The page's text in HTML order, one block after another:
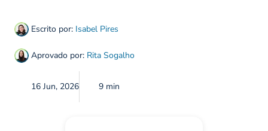
Escrito por: Isabel Pires
Aprovado por: Rita Sogalho
16 Jun, 2026 9 min